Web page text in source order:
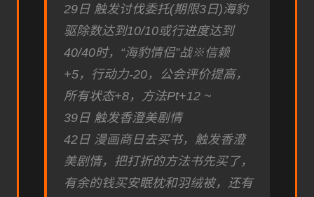
29日 触发讨伐委托(期限3日)海豹
驱除数达到10/10或行进度达到
40/40时，“海豹情侣”战※信赖
+5，行动力-20，公会评价提高，
所有状态+8，方法Pt+12 ~
39日 触发香澄美剧情
42日 漫画商日去买书，触发香澄
美剧情，把打折的方法书先买了，
有余的钱买安眠枕和羽绒被，还有